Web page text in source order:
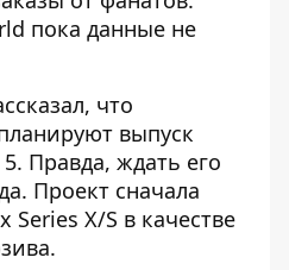
пока данные не
что
выпуск
Правда, ждать его
Проект сначала
Series X/S в качестве